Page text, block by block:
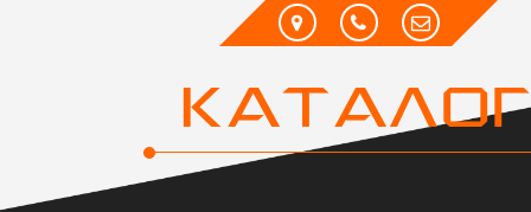
КАТАЛОГ